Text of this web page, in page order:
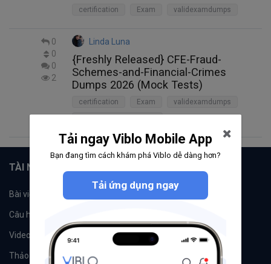
certification Exam validexamdumps
0
0
0
2
Linda Luna
{Freshly Released} CFE-Fraud-
Schemes-and-Financial-Crimes
Dumps 2026 (Mock Tests)
certification Exam
validexamdumps
TÀI NGUYÊN
Bài viết
Câu hỏi
Videos Tác giả
Thảo luận
Tải ngay Viblo Mobile App
Bạn đang tìm cách khám phá Viblo dễ dàng hơn?
Tải ứng dụng ngay